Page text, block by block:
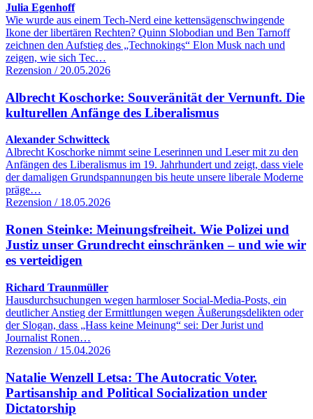
Julia Egenhoff
Wie wurde aus einem Tech-Nerd eine kettensägenschwingende
Ikone der libertären Rechten? Quinn Slobodian und Ben Tarnoff
zeichnen den Aufstieg des „Technokings“ Elon Musk nach und
zeigen, wie sich Tec…
Rezension / 20.05.2026
Albrecht Koschorke: Souveränität der Vernunft. Die
kulturellen Anfänge des Liberalismus
Alexander Schwitteck
Albrecht Koschorke nimmt seine Leserinnen und Leser mit zu den
Anfängen des Liberalismus im 19. Jahrhundert und zeigt, dass viele
der damaligen Grundspannungen bis heute unsere liberale Moderne
präge…
Rezension / 18.05.2026
Ronen Steinke: Meinungsfreiheit. Wie Polizei und
Justiz unser Grundrecht einschränken – und wie wir
es verteidigen
Richard Traunmüller
Hausdurchsuchungen wegen harmloser Social-Media-Posts, ein
deutlicher Anstieg der Ermittlungen wegen Äußerungsdelikten oder
der Slogan, dass „Hass keine Meinung“ sei: Der Jurist und
Journalist Ronen…
Rezension / 15.04.2026
Natalie Wenzell Letsa: The Autocratic Voter.
Partisanship and Political Socialization under
Dictatorship